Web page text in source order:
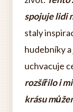
spojuje lidi
staly
hudebníky
uchvacuje
rozšířilo i
krásu